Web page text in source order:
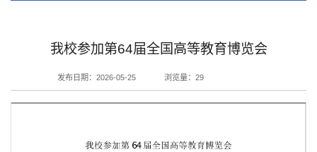
我校参加第64届全国高等教育博览会
发布日期：2026-05-25 浏览量： 29